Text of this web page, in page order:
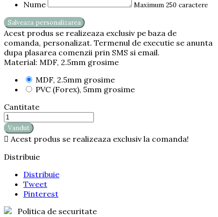
Nume Maximum 250 caractere
Salveaza personalizarea
Acest produs se realizeaza exclusiv pe baza de
comanda, personalizat. Termenul de executie se anunta
dupa plasarea comenzii prin SMS si email.
Material: MDF, 2.5mm grosime
MDF, 2.5mm grosime
PVC (Forex), 5mm grosime
Cantitate
Vandut
 Acest produs se realizeaza exclusiv la comanda!
Distribuie
Distribuie
Tweet
Pinterest
Politica de securitate